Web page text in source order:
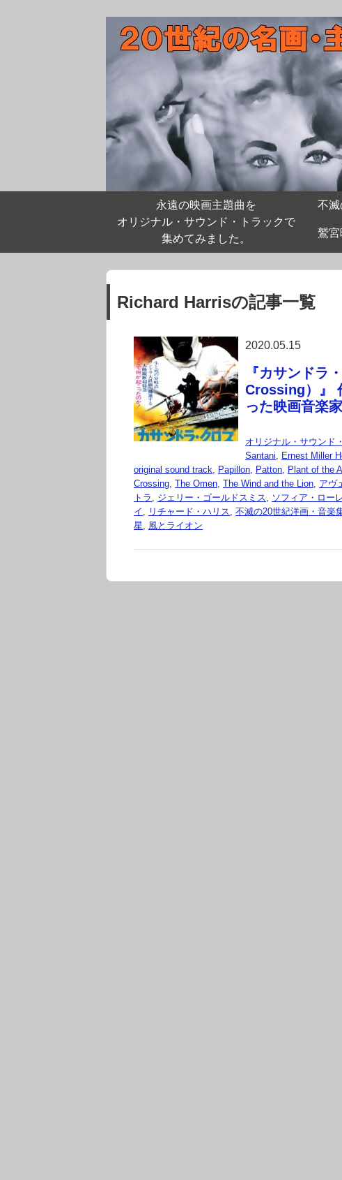
永遠の映画主題曲を
オリジナル・サウンド・トラックで
集めてみました。
不滅
鷲
Richard Harrisの記事一覧
2020.05.15
『カサンドラ
Crossing）』
った映画音楽
オリジナル・サウンド
Santani, Ernest Miller
original sound track, Papillon, Patton, Plant of the
Crossing, The Omen, The Wind and the Lion, アヴ
トラ , ジェリー・ゴールドスミス, ソフィア・ロー
イ , リチャード・ハリス, 不滅の20世紀洋画・音
星, 風とライオン